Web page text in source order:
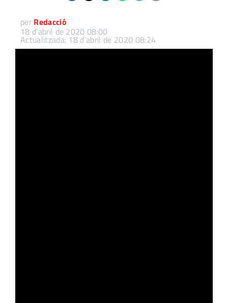
per Redacció
18 d’abril de 2020 08:00
Actualitzada: 18 d’abril de 2020 08:24